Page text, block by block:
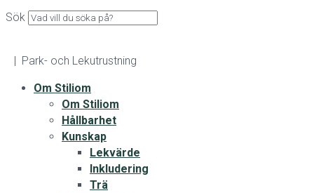
Sök
| Park- och Lekutrustning
Om Stiliom
Om Stiliom
Hållbarhet
Kunskap
Lekvärde
Inkludering
Trä